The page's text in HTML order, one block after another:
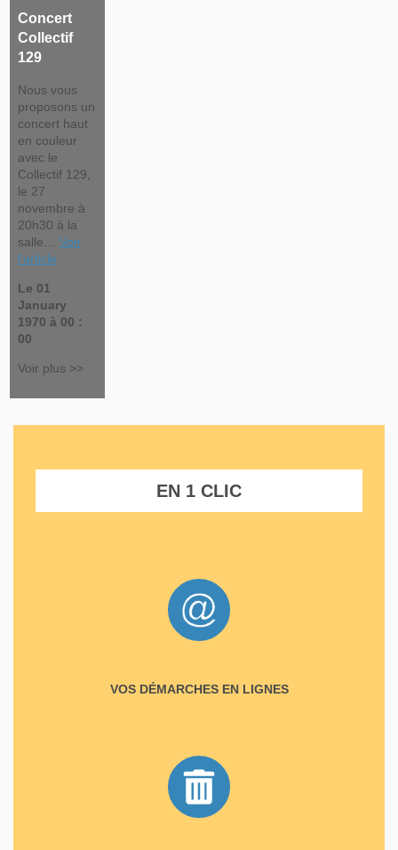
EN 1 CLIC
VOS DÉMARCHES EN LIGNES
Concert
Collectif
129
Nous vous
proposons un
concert haut
en couleur
avec le
Collectif 129,
le 27
novembre à
20h30 à la
salle… Voir
l’article
Le 01
January
1970 à 00 :
00
Voir plus >>